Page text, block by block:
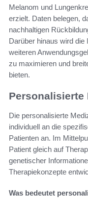
Melanom und
erzielt. Daten belegen,
nachhaltigen
Darüber hinaus wird
weiteren
zu maximieren und
bieten.
Personalisierte
Die personalisierte
individuell an die
Patienten an. Im
Patient gleich auf
genetischer
Therapiekonzepte
Was bedeutet